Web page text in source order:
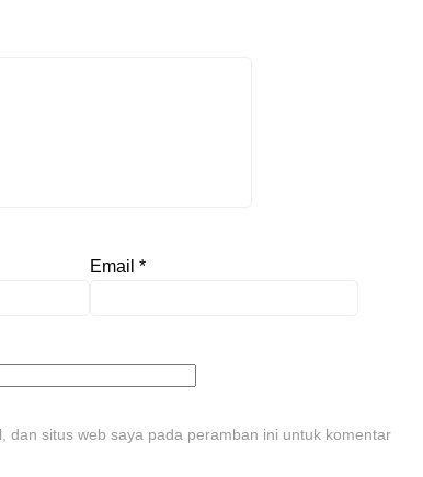
Email *
dan situs web saya pada peramban ini untuk komentar